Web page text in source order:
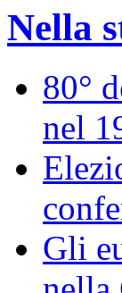
Nella
80°
nel
Gli